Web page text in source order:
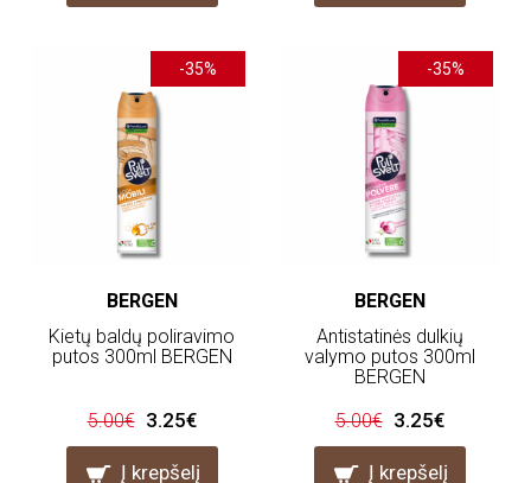
-35%
BERGEN
Kietų baldų poliravimo
putos 300ml BERGEN
5.00€ 3.25€
Į krepšelį
-35%
BERGEN
Antistatinės dulkių
valymo putos 300ml
BERGEN
5.00€ 3.25€
Į krepšelį